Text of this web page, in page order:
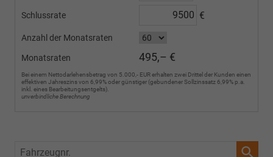
Schlussrate €
Anzahl der Monatsraten
Monatsraten 495,– €
Bei einem Nettodarlehensbetrag von 5.000,- EUR erhalten zwei Drittel der Kunden einen
effektiven Jahreszins von 6,99% oder günstiger (gebundener Sollzinssatz 6,99% p.a.
inkl. eines Bearbeitungsentgelts).
unverbindliche Berechnung
Fahrzeugnr.